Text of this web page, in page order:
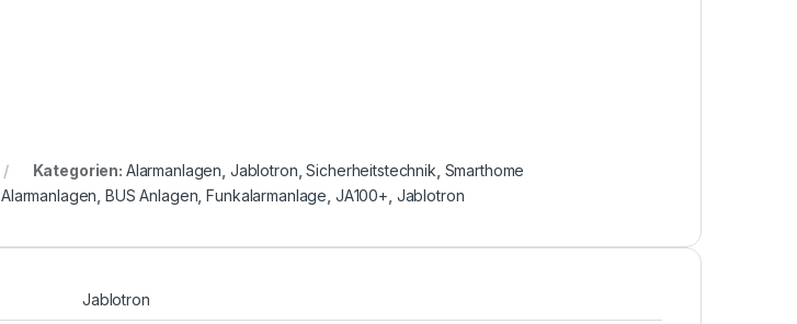
Kategorien: Alarmanlagen, Jablotron,Sicherheitstechnik, Smarthome
Alarmanlagen, BUS Anlagen,Funkalarmanlage, JA100+, Jablotron
Jablotron